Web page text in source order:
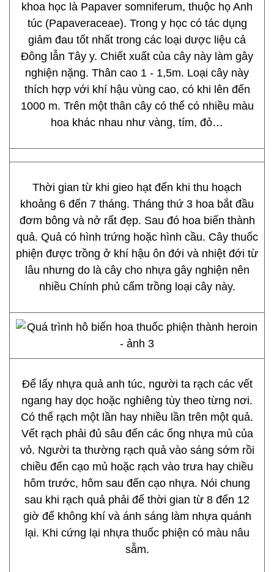
khoa học là Papaver somniferum, thuộc họ Anh
túc (Papaveraceae). Trong y học có tác dụng
giảm đau tốt nhất trong các loại dược liệu cả
Đông lẫn Tây y. Chiết xuất của cây này làm gây
nghiện nặng. Thân cao 1 - 1,5m. Loại cây này
thích hợp với khí hậu vùng cao, có khi lên đến
1000 m. Trên một thân cây có thể có nhiều màu
hoa khác nhau như vàng, tím, đỏ…
Thời gian từ khi gieo hạt đến khi thu hoạch
khoảng 6 đến 7 tháng. Tháng thứ 3 hoa bắt đầu
đơm bông và nở rất đẹp. Sau đó hoa biến thành
quả. Quả có hình trứng hoặc hình cầu. Cây thuốc
phiện được trồng ở khí hậu ôn đới và nhiệt đới từ
lâu nhưng do là cây cho nhựa gây nghiện nên
nhiều Chính phủ cấm trồng loại cây này.
Để lấy nhựa quả anh túc, người ta rạch các vết
ngang hay dọc hoặc nghiêng tùy theo từng nơi.
Có thể rạch một lần hay nhiều lần trên một quả.
Vết rạch phải đủ sâu đến các ống nhựa mủ của
vỏ. Người ta thường rạch quả vào sáng sớm rồi
chiều đến cạo mủ hoặc rạch vào trưa hay chiều
hôm trước, hôm sau đến cạo nhựa. Nói chung
sau khi rạch quả phải để thời gian từ 8 đến 12
giờ để không khí và ánh sáng làm nhựa quánh
lại. Khi cứng lại nhựa thuốc phiện có màu nâu
sẫm.